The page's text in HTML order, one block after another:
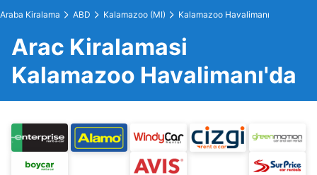
Araba Kiralama ABD Kalamazoo (MI) Kalamazoo Havalimanı
Arac Kiralamasi
Kalamazoo Havalimanı'da